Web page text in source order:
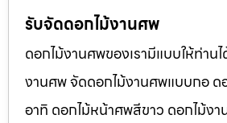
รับจัดดอกไม้งานศพ
ดอกไม้งานศพของเรามีแบบให้ท่า
งานศพ จัดดอกไม้งานศพแบบกอ ด
อาทิ ดอกไม้หน้าศพสีขาว ดอกไม้ง